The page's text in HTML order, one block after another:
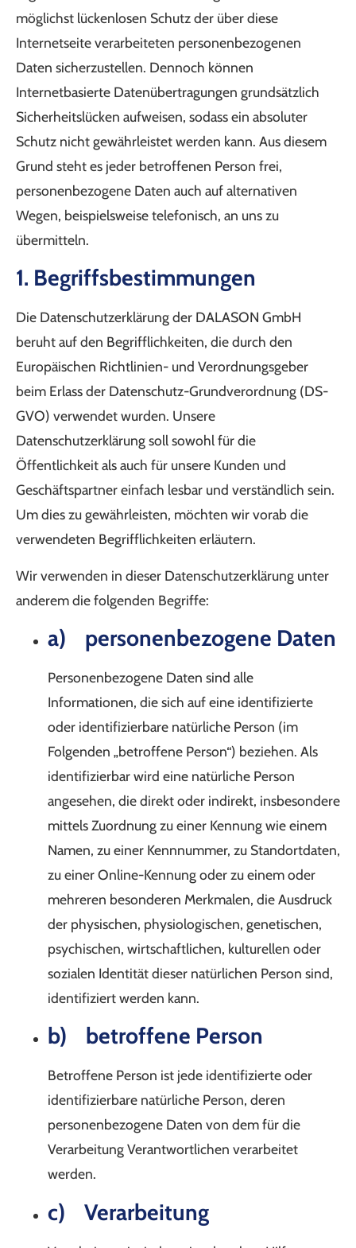
möglichst lückenlosen Schutz der über diese
Internetseite verarbeiteten personenbezogenen
Daten sicherzustellen. Dennoch können
Internetbasierte Datenübertragungen grundsätzlich
Sicherheitslücken aufweisen, sodass ein absoluter
Schutz nicht gewährleistet werden kann. Aus diesem
Grund steht es jeder betroffenen Person frei,
personenbezogene Daten auch auf alternativen
Wegen, beispielsweise telefonisch, an uns zu
übermitteln.
1. Begriffsbestimmungen
Die Datenschutzerklärung der DALASON GmbH
beruht auf den Begrifflichkeiten, die durch den
Europäischen Richtlinien- und Verordnungsgeber
beim Erlass der Datenschutz-Grundverordnung (DS-
GVO) verwendet wurden. Unsere
Datenschutzerklärung soll sowohl für die
Öffentlichkeit als auch für unsere Kunden und
Geschäftspartner einfach lesbar und verständlich sein.
Um dies zu gewährleisten, möchten wir vorab die
verwendeten Begrifflichkeiten erläutern.
Wir verwenden in dieser Datenschutzerklärung unter
anderem die folgenden Begriffe:
a) personenbezogene Daten
Personenbezogene Daten sind alle
Informationen, die sich auf eine identifizierte
oder identifizierbare natürliche Person (im
Folgenden „betroffene Person“) beziehen. Als
identifizierbar wird eine natürliche Person
angesehen, die direkt oder indirekt, insbesondere
mittels Zuordnung zu einer Kennung wie einem
Namen, zu einer Kennnummer, zu Standortdaten,
zu einer Online-Kennung oder zu einem oder
mehreren besonderen Merkmalen, die Ausdruck
der physischen, physiologischen, genetischen,
psychischen, wirtschaftlichen, kulturellen oder
sozialen Identität dieser natürlichen Person sind,
identifiziert werden kann.
b) betroffene Person
Betroffene Person ist jede identifizierte oder
identifizierbare natürliche Person, deren
personenbezogene Daten von dem für die
Verarbeitung Verantwortlichen verarbeitet
werden.
c) Verarbeitung